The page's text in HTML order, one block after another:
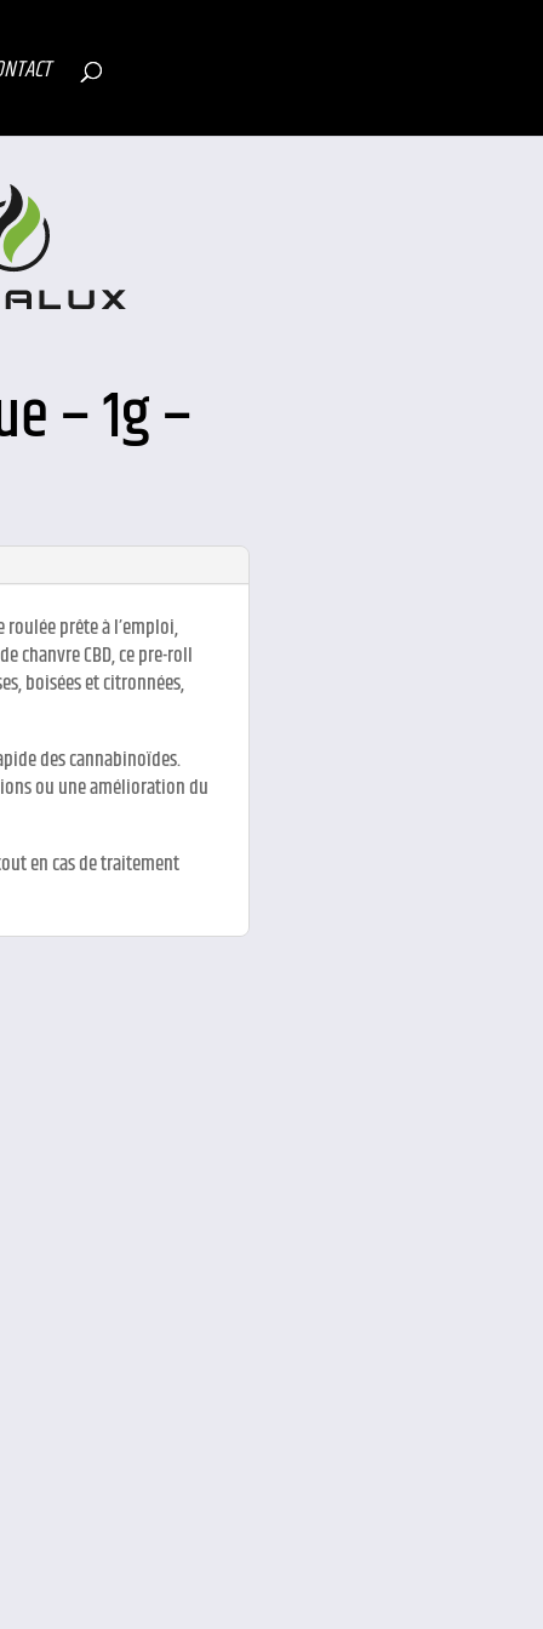
– 1g –
roulée prête à l’emploi,
chanvre CBD, ce pre-roll
boisées et citronnées,
des cannabinoïdes.
ou une amélioration du
en cas de traitement